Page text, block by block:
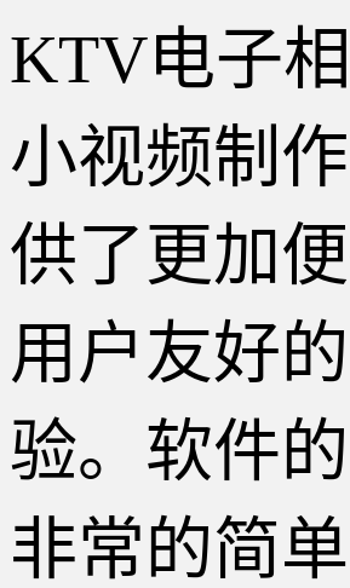
KTV电子
小视频制
供了更加
用户友好
验。软件
非常的简